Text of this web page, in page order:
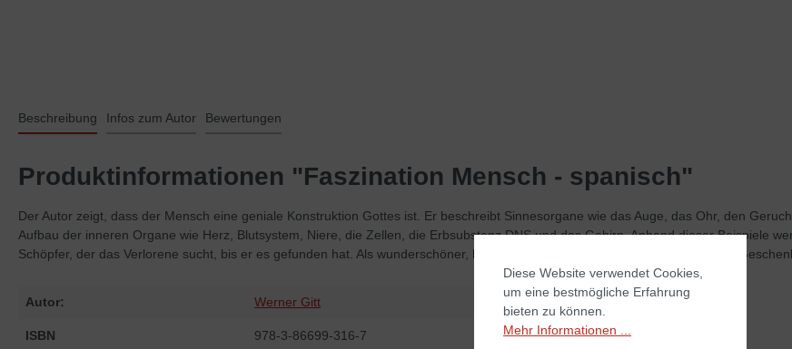
Beschreibung Infos zum Autor Bewertungen
Produktinformationen "Faszination Mensch - spanisch"
Der Autor zeigt, dass der Mensch eine geniale Konstruktion Gottes ist. Er beschreibt Sinnesorgane wie das Auge, das Ohr, den
Aufbau der inneren Organe wie Herz, Blutsystem, Niere, die Zellen, die Erbsubstanz DNS und das Gehirn. Anhand dieser Beispiele
Schöpfer, der das Verlorene sucht, bis er es gefunden hat. Als wunderschöner, hervorragend gemachter Bildband ein ideales
Autor: Werner Gitt
ISBN 978-3-86699-316-7
Diese Website verwendet Cookies,
um eine bestmögliche Erfahrung
bieten zu können.
Mehr Informationen ...